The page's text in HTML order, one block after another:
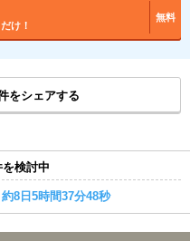
け！
無料
をシェアする
検討中
8日5時間37分47秒